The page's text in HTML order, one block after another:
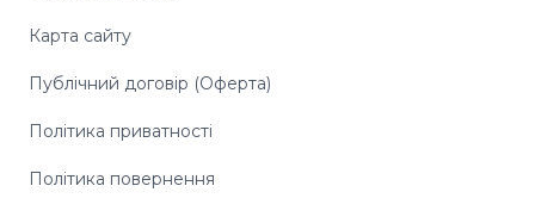
Карта сайту
Публічний договір (Оферта)
Політика приватності
Політика повернення